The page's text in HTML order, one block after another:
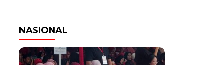
NASIONAL